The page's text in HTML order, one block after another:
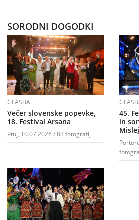
SORODNI DOGODKI
GLASBA
Večer slovenske popevke,
18. Festival Arsana
Ptuj, 10.07.2026 / 83 fotografij
45.
in